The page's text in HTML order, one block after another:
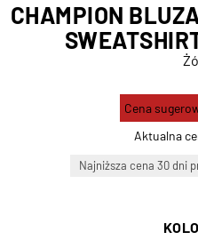
CHAMPION
Aktualna
Cena
Najniższa cena 30 dni